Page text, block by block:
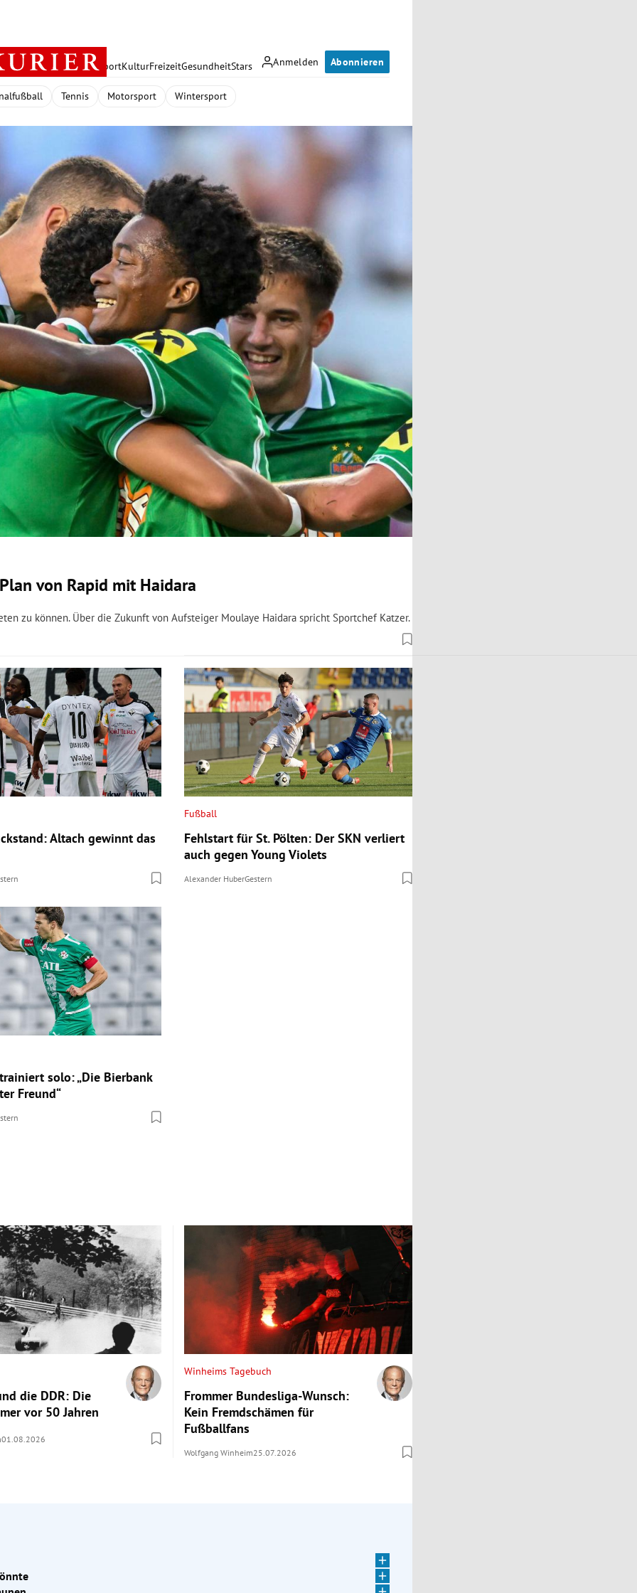
Anmelden Abonnieren
PolitikWirtschaft SportKulturFreizeitGesundheitStars
Tennis Motorsport Wintersport
von Rapid mit Haidara
zu können. Über die Zukunft von Aufsteiger Moulaye Haidara spricht Sportchef Katzer.
Altach gewinnt das
Fußball
Fehlstart für St. Pölten: Der SKN verliert
auch gegen Young Violets
Alexander HuberGestern
solo: „Die Bierbank
Freund“
die DDR: Die
vor 50 Jahren
01.08.2026
Winheims Tagebuch
Frommer Bundesliga-Wunsch:
Kein Fremdschämen für
Fußballfans
Wolfgang Winheim25.07.2026
Freitag aus Rumänien nach Hause. Der
im